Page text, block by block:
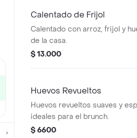
Calentado de Frijol
Calentado con arroz, frijol y
de la casa.
$ 13.000
Huevos Revueltos
Huevos revueltos suaves y
ideales para el brunch.
$ 6600